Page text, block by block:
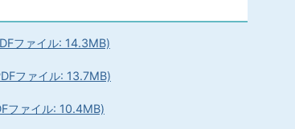
ファイル: 14.3MB)
ファイル: 13.7MB)
ファイル: 10.4MB)